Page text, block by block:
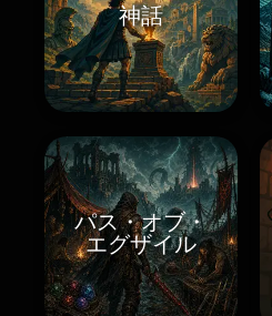
神話
パス・オブ・
エグザイル